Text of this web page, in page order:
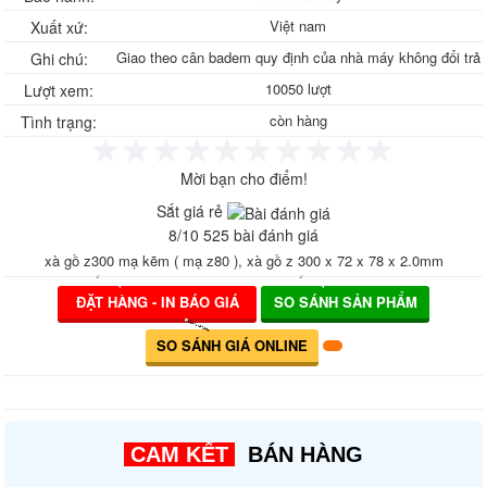
Ván phủ phim giá rẻ, ván khuôn phủ phim
Bảng giá ván phủ phim
Ván phủ phim Tekcom
Sale Ván phủ phim Tekcom
Sale Ván ép phủ phim
Sale Ván Hòa Phát
Gỗ ghép thanh, Ván gỗ ghép thanh
Gỗ ghép thông giá rẻ, gỗ thông ghép
công nghiệp
Gỗ ghép thanh tràm, Báo giá gỗ ghép
Gỗ ghép cao su, Gỗ ghép phủ keo bóng
Tôn nhựa sáng, Tôn nhựa lấy sáng
Composite
Tôn nhựa sáng sóng Seamlock Seam-
cầu
Xuất xứ: Việt nam
Ghi chú: Giao theo cân badem quy định của nhà máy không đổi trả
Lượt xem: 10050 lượt
Tình trạng: còn hàng
Mời bạn cho điểm!
Sắt giá rẻ
8/10 525 bài đánh giá
xà gồ z300 mạ kẽm ( mạ z80 ), xà gồ z 300 x 72 x 78 x 2.0mm
ĐẶT HÀNG - IN BÁO GIÁ
SO SÁNH SẢN PHẨM
SO SÁNH GIÁ ONLINE
CAM KẾT
BÁN HÀNG